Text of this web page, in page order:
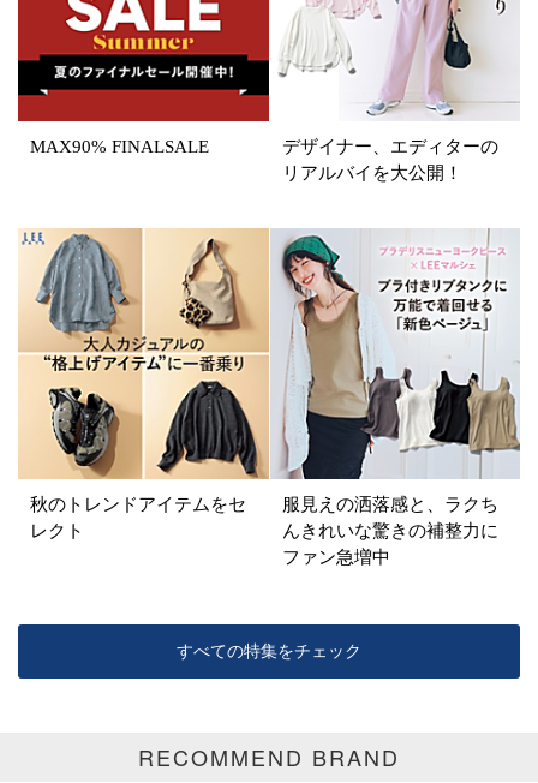
SALE商品 予約品
再入荷 ラスト1
在庫あり
カラー
ホワイト ブラック グレー
ベージュ ブラウン オレンジ
イエロー ピンク
パープル グリーン ブルー
MAX90% FINALSALE
デザイナー、エディターの
リアルバイを大公開！
秋のトレンドアイテムをセ
レクト
服見えの洒落感と、ラクち
んきれいな驚きの補整力に
ファン急増中
すべての特集をチェック
RECOMMEND BRAND